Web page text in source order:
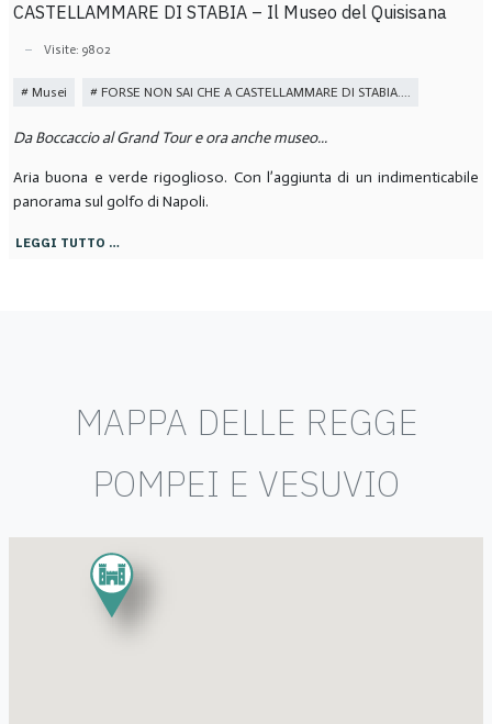
CASTELLAMMARE DI STABIA – Il Museo del Quisisana
Visite: 9802
Musei FORSE NON SAI CHE A CASTELLAMMARE DI STABIA....
Da Boccaccio al Grand Tour e ora anche museo...
Aria buona e verde rigoglioso. Con l’aggiunta di un indimenticabile
panorama sul golfo di Napoli.
LEGGI TUTTO …
MAPPA DELLE REGGE
POMPEI E VESUVIO